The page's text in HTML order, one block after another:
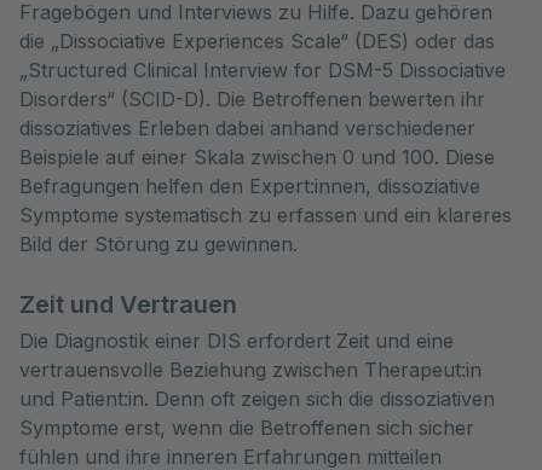
Fragebögen und Interviews zu Hilfe. Dazu gehören
die „Dissociative Experiences Scale“ (DES) oder das
„Structured Clinical Interview for DSM-5 Dissociative
Disorders“ (SCID-D). Die Betroffenen bewerten ihr
dissoziatives Erleben dabei anhand verschiedener
Beispiele auf einer Skala zwischen 0 und 100. Diese
Befragungen helfen den Expert:innen, dissoziative
Symptome systematisch zu erfassen und ein klareres
Bild der Störung zu gewinnen.
Zeit und Vertrauen
Die Diagnostik einer DIS erfordert Zeit und eine
vertrauensvolle Beziehung zwischen Therapeut:in
und Patient:in. Denn oft zeigen sich die dissoziativen
Symptome erst, wenn die Betroffenen sich sicher
fühlen und ihre inneren Erfahrungen mitteilen